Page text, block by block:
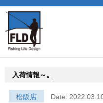
入荷情報～。
松阪店 Date: